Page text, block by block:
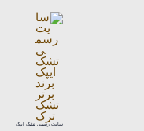
سایت رسمی تشک ایپک